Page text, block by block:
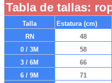
Tabla de tallas:
Talla Estatura (cm)
RN
48
0 / 3M
58
3 / 6M
66
6 / 9M
71